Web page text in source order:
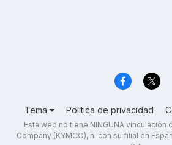
Tema Política de privacidad
Esta web no tiene NINGUNA vinculación
Company (KYMCO), ni con su filial en